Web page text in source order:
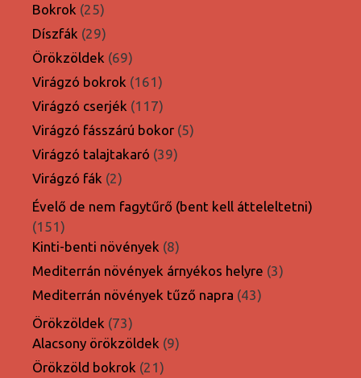
Bokrok 2525
termék
Díszfák 2929
termék
Örökzöldek 6969
termék
Virágzó bokrok 161161
termék
Virágzó cserjék 117117
termék
Virágzó fásszárú bokor 55
Virágzó talajtakaró 3939
Virágzó fák 22
termék
Évelő de nem fagytűrő (bent kell átteleltetni)
151151
termék
Kinti-benti növények 88
termék
Mediterrán növények árnyékos helyre 33
Mediterrán növények tűző napra 4343
Örökzöldek 7373
termék
Alacsony örökzöldek 99
Örökzöld bokrok 2121